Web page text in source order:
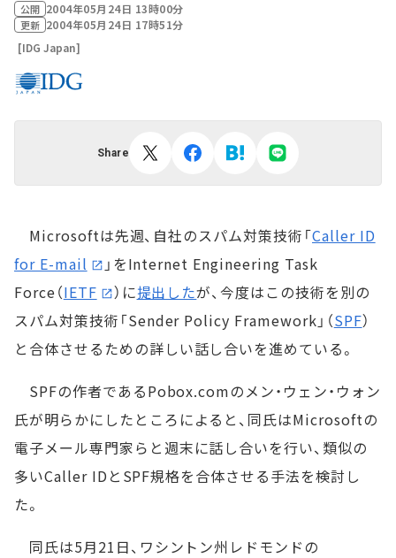
公開 2004年05月24日 13時00分
更新 2004年05月24日 17時51分
[IDG Japan]
Share
Microsoftは先週、自社のスパム対策技術「Caller ID
for E-mail
」をInternet Engineering Task
Force（IETF ）に提出したが、今度はこの技術を別の
スパム対策技術「Sender Policy Framework」（SPF）
と合体させるための詳しい話し合いを進めている。
SPFの作者であるPobox.comのメン・ウェン・ウォン
氏が明らかにしたところによると、同氏はMicrosoftの
電子メール専門家らと週末に話し合いを行い、類似の
多いCaller IDとSPF規格を合体させる手法を検討し
た。
同氏は5月21日、ワシントン州レドモンドの